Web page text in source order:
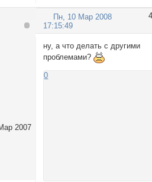
4
Пн, 10 Мар 2008
17:15:49
2007
ну, а что делать с другими
проблемами?
0